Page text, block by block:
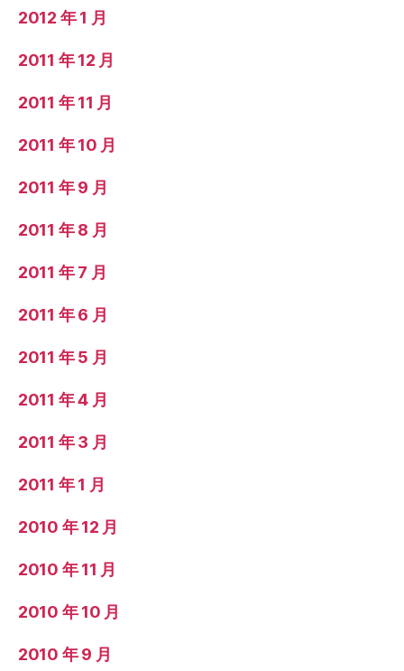
2012 年 1 月
2011 年 12 月
2011 年 11 月
2011 年 10 月
2011 年 9 月
2011 年 8 月
2011 年 7 月
2011 年 6 月
2011 年 5 月
2011 年 4 月
2011 年 3 月
2011 年 1 月
2010 年 12 月
2010 年 11 月
2010 年 10 月
2010 年 9 月